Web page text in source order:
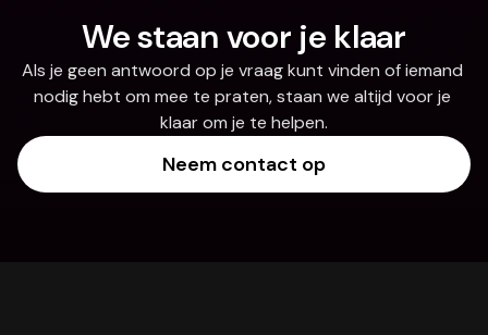
We staan voor je klaar
Als je geen antwoord op je vraag kunt vinden of iemand
nodig hebt om mee te praten, staan we altijd voor je
klaar om je te helpen.
Neem contact op